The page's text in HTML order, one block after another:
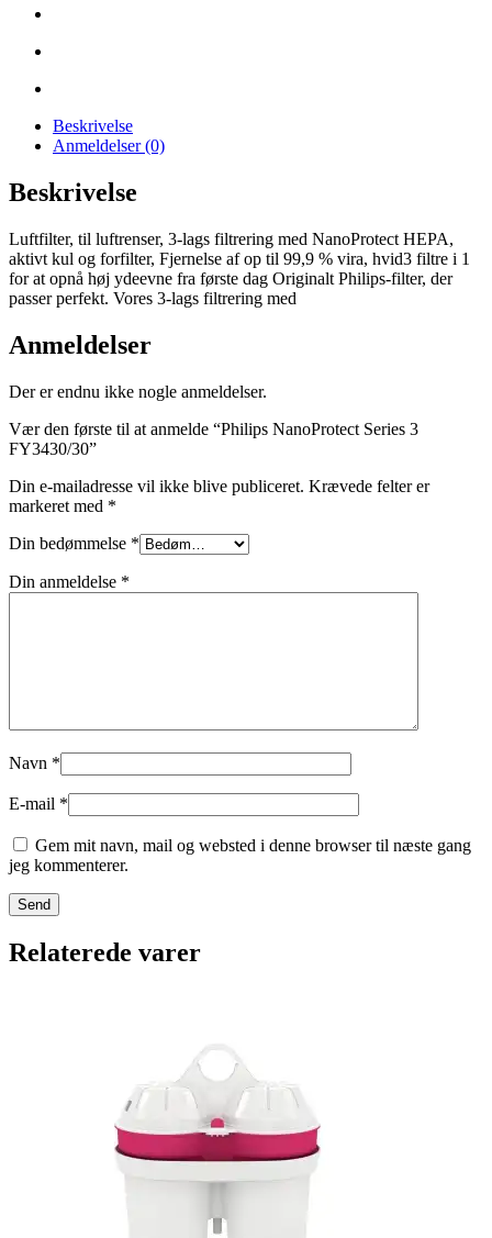
Beskrivelse
Anmeldelser (0)
Beskrivelse
Luftfilter, til luftrenser, 3-lags filtrering med NanoProtect HEPA,
aktivt kul og forfilter, Fjernelse af op til 99,9 % vira, hvid3 filtre i 1
for at opnå høj ydeevne fra første dag Originalt Philips-filter, der
passer perfekt. Vores 3-lags filtrering med
Anmeldelser
Der er endnu ikke nogle anmeldelser.
Vær den første til at anmelde “Philips NanoProtect Series 3
FY3430/30”
Din e-mailadresse vil ikke blive publiceret. Krævede felter er
markeret med *
Din bedømmelse *
Din anmeldelse *
Navn *
E-mail *
Gem mit navn, mail og websted i denne browser til næste gang
jeg kommenterer.
Relaterede varer